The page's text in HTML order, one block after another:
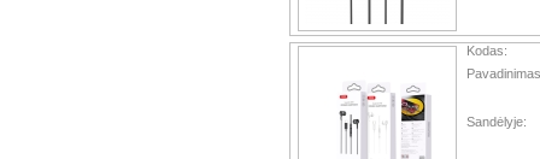
Kodas:
Sandėlyje: